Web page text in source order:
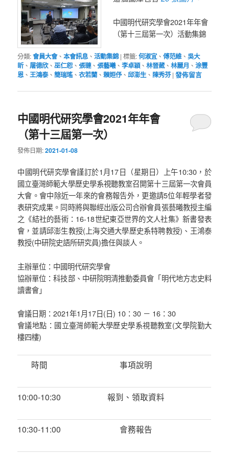
中國明代研究學會2021年年會
（第十三屆第一次）活動集錦
分類:會員大會、本會訊息、活動集錦 |標籤:何淑宜、傅范維、吳大
昕、屠德欣、巫仁恕、張璉、張藝曦、李卓穎、林晉葳、林麗月 、涂豐
恩、王鴻泰、簡瑞瑤、衣若蘭、賴姮伃、邱澎生、 陳秀芬 |發佈留言
中國明代研究學會2021年年會
（第十三屆第一次）
發佈日期:2021-01-08
中國明代研究學會謹訂於1月17日（星期日）上午10:30，於
國立臺灣師範大學歷史學系視聽教室召開第十三屆第一次會員
大會。會中除近一年來的會務報告外，更邀請5位年輕學者發
表研究成果。同時將與聯經出版公司合辦會員張藝曦教授主編
之《結社的藝術：16-18世紀東亞世界的文人社集》新書發表
會，並請邱澎生教授(上海交通大學歷史系特聘教授)、王鴻泰
教授(中研院史語所研究員)擔任與談人。
主辦單位：中國明代研究學會
協辦單位：科技部、中研院明清推動委員會「明代地方志史料
讀書會」
會議日期：2021年1月17日(日) 10：30 － 16：30
會議地點：國立臺灣師範大學歷史學系視聽教室(文學院勤大
樓四樓)
時間 事項說明
10:00-10:30 報到、領取資料
10:30-11:00 會務報告